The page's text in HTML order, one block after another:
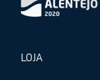
LOJA